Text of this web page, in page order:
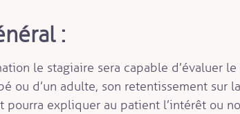
:
le stagiaire sera capable d’évaluer
ou d’un adulte, son retentissement sur la
pourra expliquer au patient l’intérêt ou